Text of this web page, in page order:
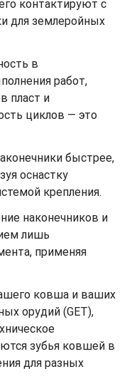
контактируют с
для землеройных
в
работ,
пласт и
циклов — это
быстрее,
оснастку
крепления.
наконечников и
лишь
применяя
ковша и ваших
орудий (GET),
зубья ковшей в
для разных